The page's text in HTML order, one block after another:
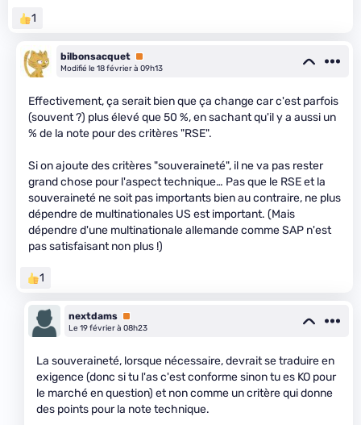
1
bilbonsacquet Premium
Modifié le 18 février à 09h13
Effectivement, ça serait bien que ça change car c'est parfois
(souvent ?) plus élevé que 50 %, en sachant qu'il y a aussi un
% de la note pour des critères "RSE".
Si on ajoute des critères "souveraineté", il ne va pas rester
grand chose pour l'aspect technique… Pas que le RSE et la
souveraineté ne soit pas importants bien au contraire, ne plus
dépendre de multinationales US est important. (Mais
dépendre d'une multinationale allemande comme SAP n'est
pas satisfaisant non plus !)
1
nextdams Premium
Le 19 février à 08h23
La souveraineté, lorsque nécessaire, devrait se traduire en
exigence (donc si tu l'as c'est conforme sinon tu es KO pour
le marché en question) et non comme un critère qui donne
des points pour la note technique.